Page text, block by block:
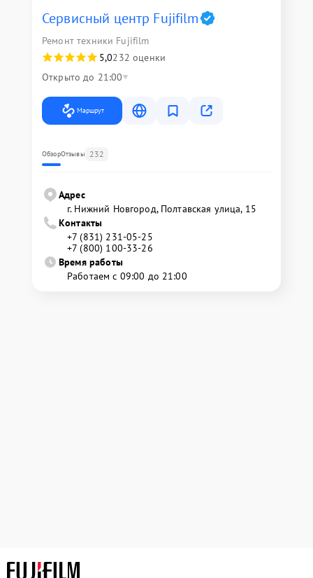
Сервисный центр Fujifilm
Ремонт техники Fujifilm
5,0232 оценки
Открыто до 21:00
Маршрут
ОбзорОтзывы 232
Адрес
г. Нижний Новгород, Полтавская улица, 15
Контакты
+7 (831) 231-05-25
+7 (800) 100-33-26
Время работы
Работаем с 09:00 до 21:00